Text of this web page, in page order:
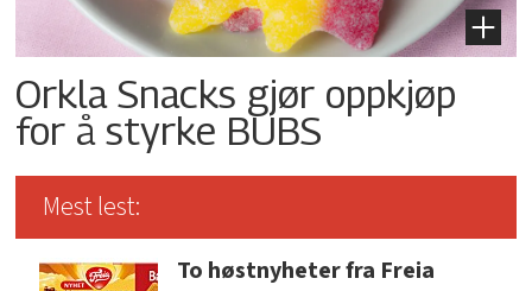
Orkla Snacks gjør oppkjøp
for å styrke BUBS
Mest lest:
To høstnyheter fra Freia